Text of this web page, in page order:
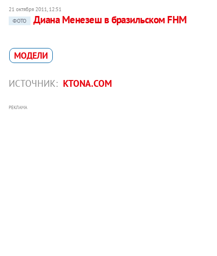
21 октября 2011, 12:51
ФОТО
Диана Менезеш в бразильском FHM
МОДЕЛИ
ИСТОЧНИК: KTONA.COM
РЕКЛАМА